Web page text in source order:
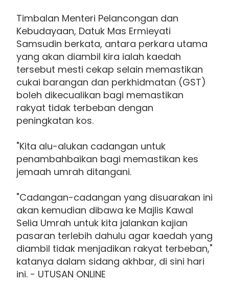
Timbalan Menteri Pelancongan dan
Kebudayaan, Datuk Mas Ermieyati
Samsudin berkata, antara perkara utama
yang akan diambil kira ialah kaedah
tersebut mesti cekap selain memastikan
cukai barangan dan perkhidmatan (GST)
boleh dikecualikan bagi memastikan
rakyat tidak terbeban dengan
peningkatan kos.
"Kita alu-alukan cadangan untuk
penambahbaikan bagi memastikan kes
jemaah umrah ditangani.
"Cadangan-cadangan yang disuarakan ini
akan kemudian dibawa ke Majlis Kawal
Selia Umrah untuk kita jalankan kajian
pasaran terlebih dahulu agar kaedah yang
diambil tidak menjadikan rakyat terbeban,"
katanya dalam sidang akhbar, di sini hari
ini. - UTUSAN ONLINE